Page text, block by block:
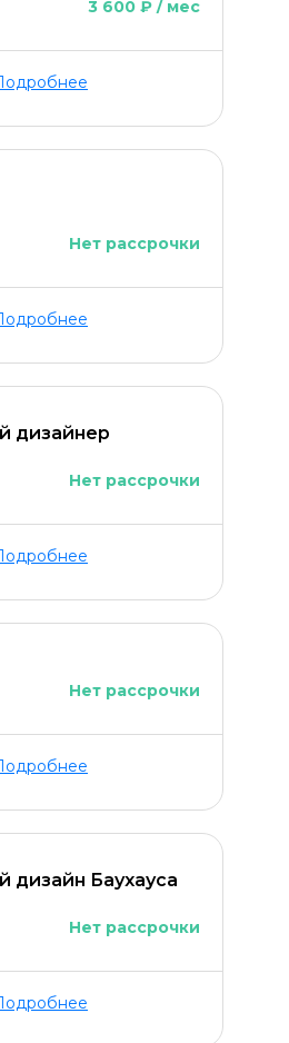
3 600 ₽ / мес
Нет рассрочки
дизайнер
Нет рассрочки
Нет рассрочки
дизайн Баухауса
Нет рассрочки